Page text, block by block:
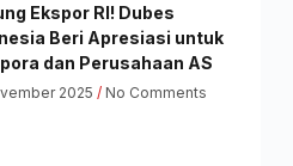
Ekspor RI! Dubes
Beri Apresiasi untuk
dan Perusahaan AS
2025 No Comments